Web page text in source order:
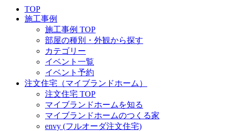
TOP
施工事例
施工事例 TOP
部屋の種別・外観から探す
カテゴリー
イベント一覧
イベント予約
注文住宅（マイブランドホーム）
注文住宅 TOP
マイブランドホームを知る
マイブランドホームのつくる家
envy (フルオーダ注文住宅)